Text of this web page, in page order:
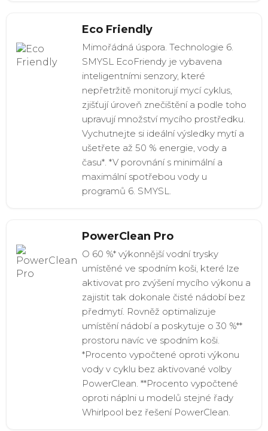
Eco Friendly
Mimořádná úspora. Technologie 6.
SMYSL EcoFriendy je vybavena
inteligentními senzory, které
nepřetržitě monitorují mycí cyklus,
zjišťují úroveň znečištění a podle toho
upravují množství mycího prostředku.
Vychutnejte si ideální výsledky mytí a
ušetřete až 50 % energie, vody a
času*. *V porovnání s minimální a
maximální spotřebou vody u
programů 6. SMYSL.
PowerClean Pro
O 60 %* výkonnější vodní trysky
umístěné ve spodním koši, které lze
aktivovat pro zvýšení mycího výkonu a
zajistit tak dokonale čisté nádobí bez
předmytí. Rovněž optimalizuje
umístění nádobí a poskytuje o 30 %**
prostoru navíc ve spodním koši.
*Procento vypočtené oproti výkonu
vody v cyklu bez aktivované volby
PowerClean. **Procento vypočtené
oproti náplni u modelů stejné řady
Whirlpool bez řešení PowerClean.